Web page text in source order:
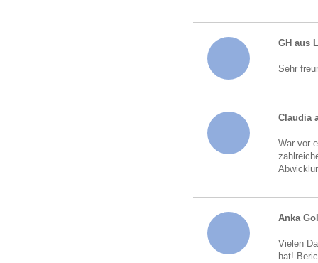
GH aus
Sehr
Claudia
War vor
Anka
Vielen
hat!